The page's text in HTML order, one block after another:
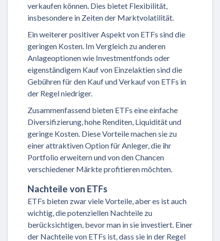
verkaufen können. Dies bietet Flexibilität,
insbesondere in Zeiten der Marktvolatilität.
Ein weiterer positiver Aspekt von ETFs sind die
geringen Kosten. Im Vergleich zu anderen
Anlageoptionen wie Investmentfonds oder
eigenständigem Kauf von Einzelaktien sind die
Gebühren für den Kauf und Verkauf von ETFs in
der Regel niedriger.
Zusammenfassend bieten ETFs eine einfache
Diversifizierung, hohe Renditen, Liquidität und
geringe Kosten. Diese Vorteile machen sie zu
einer attraktiven Option für Anleger, die ihr
Portfolio erweitern und von den Chancen
verschiedener Märkte profitieren möchten.
Nachteile von ETFs
ETFs bieten zwar viele Vorteile, aber es ist auch
wichtig, die potenziellen Nachteile zu
berücksichtigen, bevor man in sie investiert. Einer
der Nachteile von ETFs ist, dass sie in der Regel